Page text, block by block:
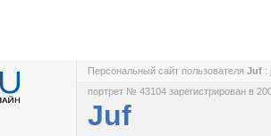
Персональный сайт пользователя Juf :
портрет № 43104 зарегистрирован в
Juf